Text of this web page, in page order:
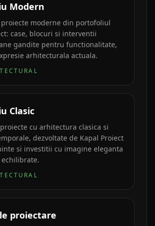
Modern
proiecte moderne din portofoliul
case, blocuri si interventii
gandite pentru functionalitate,
arhitecturala actuala.
Clasic
cu arhitectura clasica si
dezvoltate de Kapal Proiect
si investitii cu imagine eleganta
proiectare